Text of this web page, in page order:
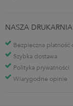
NASZA DRUKARNIA
Bezpieczna płatność
Szybka dostawa
Polityka prywatności
Wiarygodne opinie